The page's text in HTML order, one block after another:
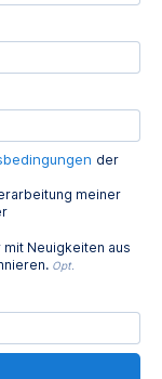
der
meiner
Neuigkeiten aus
Opt.